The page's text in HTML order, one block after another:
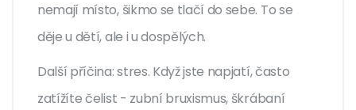
nemají místo, šikmo se tlačí do sebe. To se
děje u dětí, ale i u dospělých.
Další příčina: stres. Když jste napjatí, často
zatížíte čelist - zubní bruxismus, škrábaní